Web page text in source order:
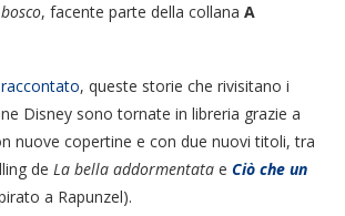
, facente parte della collana A
, queste storie che rivisitano i
Disney sono tornate in libreria grazie a
nuove copertine e con due nuovi titoli, tra
de La bella addormentata e Ciò che un
a Rapunzel).